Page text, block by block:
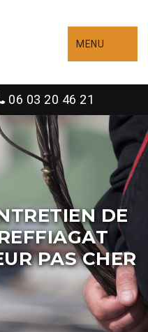
MENU
06 03 20 46 21
DE
PAS CHER